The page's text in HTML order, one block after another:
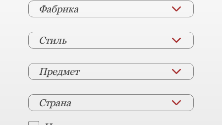
Фабрика
Стиль
Предмет
Страна